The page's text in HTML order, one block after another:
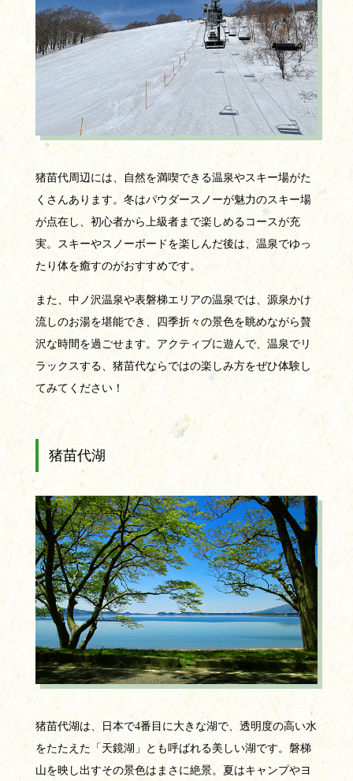
猪苗代周辺には、自然を満喫できる温泉やスキー場がた
くさんあります。冬はパウダースノーが魅力のスキー場
が点在し、初心者から上級者まで楽しめるコースが充
実。スキーやスノーボードを楽しんだ後は、温泉でゆっ
たり体を癒すのがおすすめです。
また、中ノ沢温泉や表磐梯エリアの温泉では、源泉かけ
流しのお湯を堪能でき、四季折々の景色を眺めながら贅
沢な時間を過ごせます。アクティブに遊んで、温泉でリ
ラックスする、猪苗代ならではの楽しみ方をぜひ体験し
てみてください！
猪苗代湖
猪苗代湖は、日本で4番目に大きな湖で、透明度の高い水
をたたえた「天鏡湖」とも呼ばれる美しい湖です。磐梯
山を映し出すその景色はまさに絶景。夏はキャンプやヨ